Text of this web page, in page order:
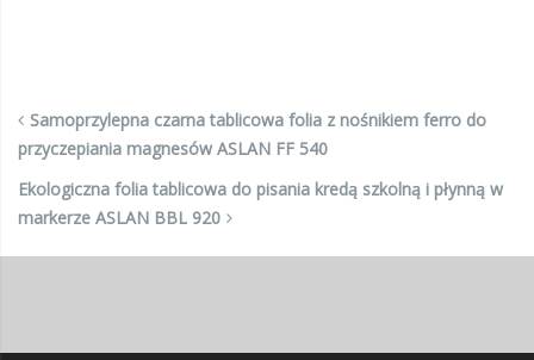
Samoprzylepna czarna tablicowa folia z nośnikiem ferro do
przyczepiania magnesów ASLAN FF 540
Ekologiczna folia tablicowa do pisania kredą szkolną i płynną w
markerze ASLAN BBL 920